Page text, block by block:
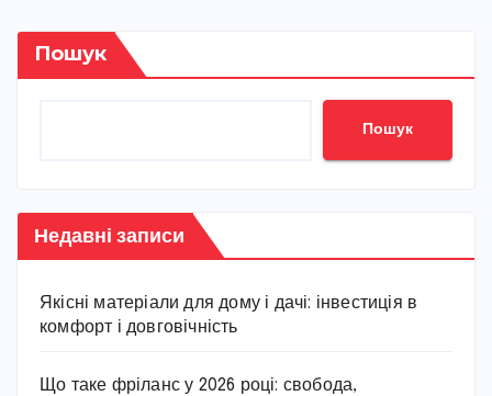
Пошук
Пошук
Недавні записи
Якісні матеріали для дому і дачі: інвестиція в
комфорт і довговічність
Що таке фріланс у 2026 році: свобода,